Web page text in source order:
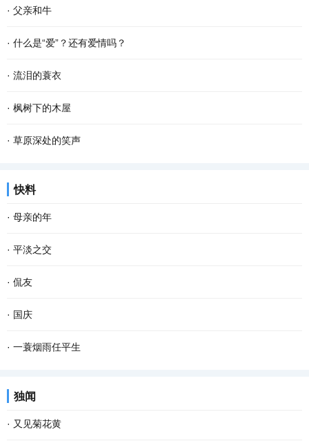
· 父亲和牛
年届八旬的父亲体弱多病，二十多年前就已经从耕田犁土的“老把
式”岗位退居“二线”。他这辈子都在地里打转，与列为“农家三宝”之首
的耕牛结下不解之缘。 牛、犁、耙是耕耘田...
· 什么是“爱”？还有爱情吗？
爱：是指人类主动给予的或自觉期待的满足感和 幸福 感。爱是人的精
神所投射的正能量。是指人主动或自觉地以自己或某种方式，珍重、
呵护或满足他人无法独立实现的某种人性需求...
· 流泪的蓑衣
父亲走了，陪伴他一生的蓑衣一直挂在老屋的墙上。 去年九月，父亲
因病医治无效撒手人寰，永远离开了这个世界。蓑衣挂在墙上，落满
· 枫树下的木屋
昨夜又下雪了，枫树下的木楼屋顶早已裹满了一层厚厚的雪。 山村的
· 草原深处的笑声
快料
· 母亲的年
老舍曾说，人，即使活到八九十岁，有母亲便可以多少还有点孩子
气，有母亲的人，心里是安定的。 一转眼，母亲离开我们已经整整七
年了，再过一个多月就是2022年的春节了，我更加...
· 平淡之交
与朋友交往起来，很多滋味在心头。 有的长相厮守，吃喝玩乐，但一
遇到事情需要分担，心里大多不会想起这人，因为明白，只是打发 无
聊 寂寞 时光的玩伴而已。有的不常见面，但逢...
· 侃友
月色很旺，透窗而入，满屋灵动。独自端坐， 寂寞 来袭。同院儿好友
老俞急匆匆闯进门来。我赶忙让座、沏茶。 茶慢慢浓了，我毕恭毕敬
· 国庆
民族复兴辉煌绩， 国家强盛人民福。 奋斗苦干华夏业， 团结努力勿
· 一蓑烟雨任平生
独闻
· 又见菊花黄